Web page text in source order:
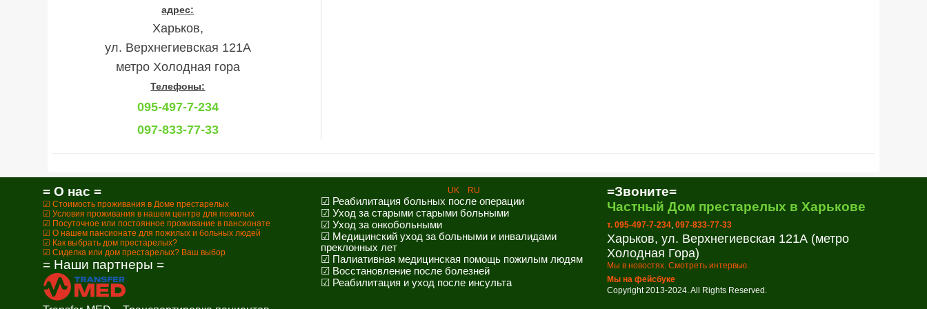
адрес:
Харьков,
ул. Верхнегиевская 121А
метро Холодная гора
Телефоны:
095-497-7-234
097-833-77-33
= О нас =
☑ Стоимость проживания в Доме престарелых
☑ Условия проживания в нашем центре для пожилых
☑ Посуточное или постоянное проживание в пансионате
☑ О нашем пансионате для пожилых и больных людей
☑ Как выбрать дом престарелых?
☑ Сиделка или дом престарелых? Ваш выбор
= Наши партнеры =
UK RU
☑ Реабилитация больных после операции
☑ Уход за старыми старыми больными
☑ Уход за онкобольными
☑ Медицинский уход за больными и инвалидами
преклонных лет
☑ Палиативная медицинская помощь пожилым людям
☑ Восстановление после болезней
☑ Реабилитация и уход после инсульта
=Звоните=
Частный Дом престарелых в Харькове
т. 095-497-7-234, 097-833-77-33
Харьков, ул. Верхнегиевская 121А (метро
Холодная Гора)
Мы в новостях. Смотреть интервью.
Мы на фейсбуке
Copyright 2013-2024. All Rights Reserved.